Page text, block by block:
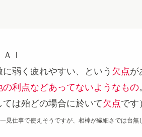
Ｉ
に弱く疲れやすい、という 欠点が
の利点などあってないようなもの
ては殆どの場合に於いて欠点です
見仕事で使えそうですが、相棒が繊細さでは台